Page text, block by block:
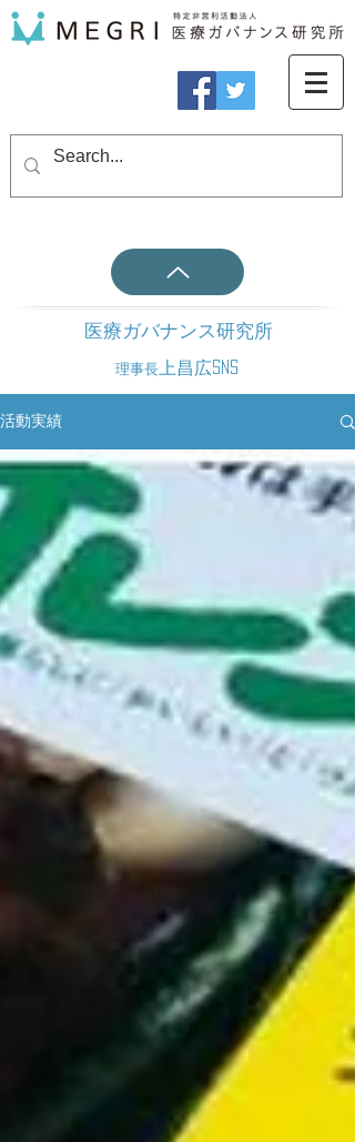
医療ガバナンス研究所
理事長 上昌広SNS
活動実績